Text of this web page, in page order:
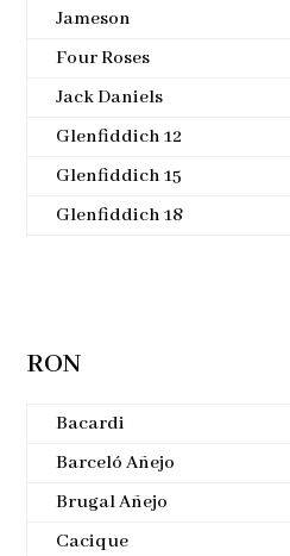
Jameson
Four Roses
Jack Daniels
Glenfiddich 12
Glenfiddich 15
Glenfiddich 18
RON
Bacardi
Barceló Añejo
Brugal Añejo
Cacique